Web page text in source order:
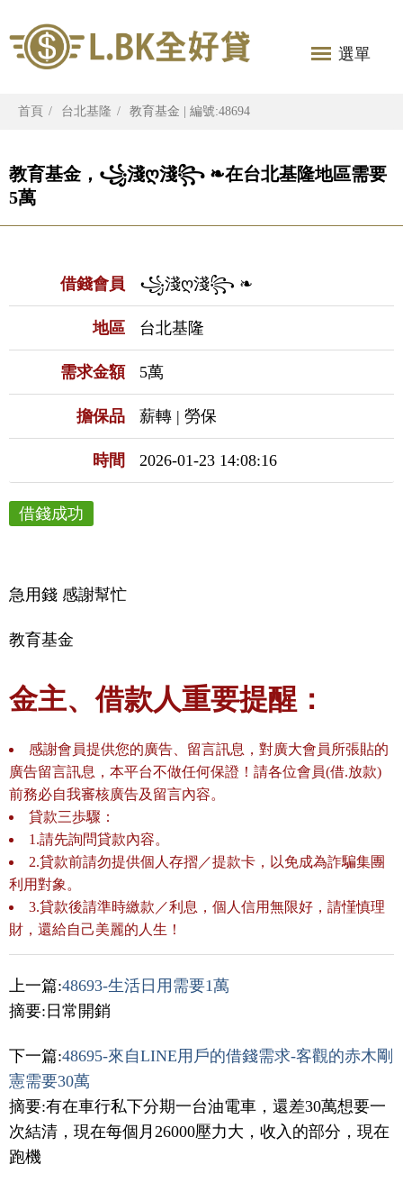
選單
首頁 台北基隆 教育基金 | 編號:48694
教育基金，꧁淺ღ淺꧂ ❧在台北基隆地區需要
5萬
借錢會員 ꧁淺ღ淺꧂ ❧
地區 台北基隆
需求金額 5萬
擔保品 薪轉 | 勞保
時間 2026-01-23 14:08:16
借錢成功
急用錢 感謝幫忙
教育基金
金主、借款人重要提醒：
感謝會員提供您的廣告、留言訊息，對廣大會員所張貼的
廣告留言訊息，本平台不做任何保證！請各位會員(借.放款)
前務必自我審核廣告及留言內容。
貸款三歩驟：
1.請先詢問貸款內容。
2.貸款前請勿提供個人存摺／提款卡，以免成為詐騙集團
利用對象。
3.貸款後請準時繳款／利息，個人信用無限好，請慬慎理
財，還給自己美麗的人生！
上一篇:48693-生活日用需要1萬
摘要:日常開銷
下一篇:48695-來自LINE用戶的借錢需求-客觀的赤木剛
憲需要30萬
摘要:有在車行私下分期一台油電車，還差30萬想要一
次結清，現在每個月26000壓力大，收入的部分，現在
跑機